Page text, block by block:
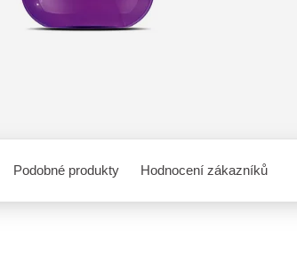
Podobné produkty Hodnocení zákazníků